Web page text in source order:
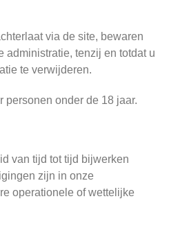
via de site, bewaren
administratie, tenzij en totdat u
te verwijderen.
personen onder de 18 jaar.
van tijd tot tijd bijwerken
zijn in onze
operationele of wettelijke